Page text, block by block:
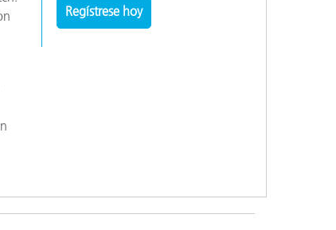
Regístrese hoy